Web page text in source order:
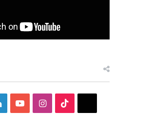
LinkedInYouTubeInstagram